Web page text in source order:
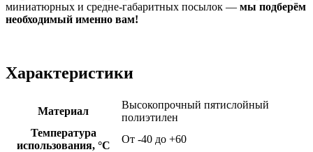
миниатюрных и средне-габаритных посылок — мы подберём
необходимый именно вам!
Характеристики
Материал
Высокопрочный пятислойный
полиэтилен
Температура
использования, °C
От -40 до +60